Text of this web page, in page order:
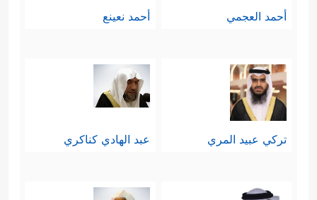
أحمد العجمي أحمد نعينع
تركي عبيد المري عبد الهادي كناكري